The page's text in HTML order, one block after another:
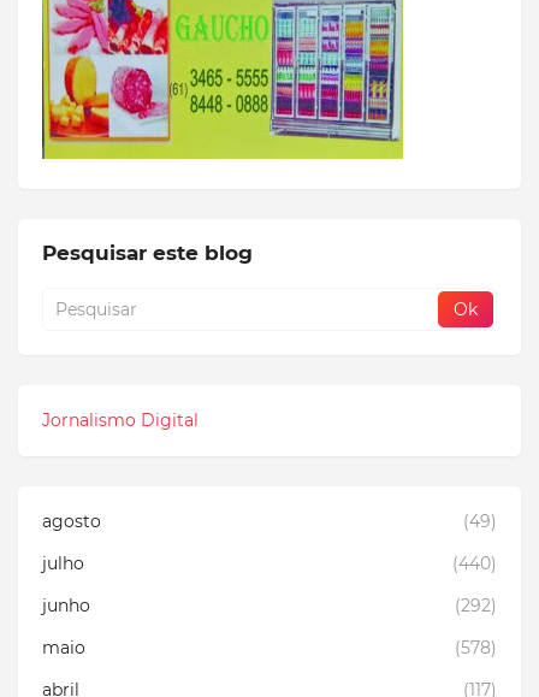
Pesquisar este blog
Jornalismo Digital
agosto
(49)
julho
(440)
junho
(292)
maio
(578)
abril
(117)